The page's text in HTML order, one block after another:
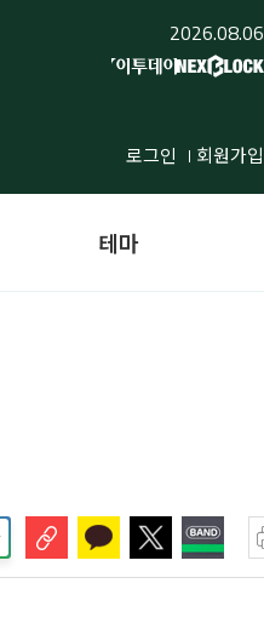
2026.08.06
로그인 회원가입
테마